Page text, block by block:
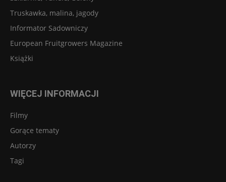
Truskawka, malina, jagody
Informator Sadowniczy
European Fruitgrowers Magazine
Książki
WIĘCEJ INFORMACJI
Filmy
Gorące tematy
Autorzy
Tagi